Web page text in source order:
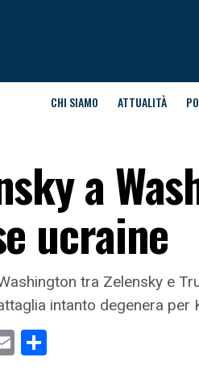
CHI SIAMO ATTUALITÀ
a
ucraine
tra Zelensky e
intanto degenera per
Email